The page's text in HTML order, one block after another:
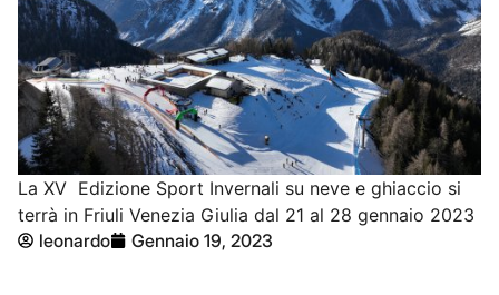
La XV Edizione Sport Invernali su neve e ghiaccio si
terrà in Friuli Venezia Giulia dal 21 al 28 gennaio 2023
leonardo
Gennaio 19, 2023